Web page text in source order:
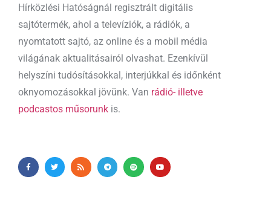
Hírközlési Hatóságnál regisztrált digitális
sajtótermék, ahol a televíziók, a rádiók, a
nyomtatott sajtó, az online és a mobil média
világának aktualitásairól olvashat. Ezenkívül
helyszíni tudósításokkal, interjúkkal és időnként
oknyomozásokkal jövünk. Van rádió- illetve
podcastos műsorunk is.